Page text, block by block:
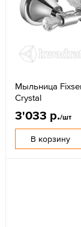
Мыльница
Crystal
3'033 р./шт
В корзину